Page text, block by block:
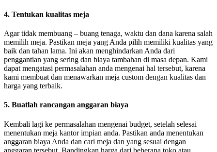
4. Tentukan kualitas meja
Agar tidak membuang – buang tenaga, waktu dan dana karena salah
memilih meja. Pastikan meja yang Anda pilih memiliki kualitas yang
baik dan tahan lama. Ini akan menghindarkan Anda dari
penggantian yang sering dan biaya tambahan di masa depan. Kami
dapat mengatasi permasalahan anda mengenai hal tersebut, karena
kami membuat dan menawarkan meja custom dengan kualitas dan
harga yang terbaik.
5. Buatlah rancangan anggaran biaya
Kembali lagi ke permasalahan mengenai budget, setelah selesai
menentukan meja kantor impian anda. Pastikan anda menentukan
anggaran biaya Anda dan cari meja dan yang sesuai dengan
anggaran tersebut. Bandingkan harga dari beberapa toko atau